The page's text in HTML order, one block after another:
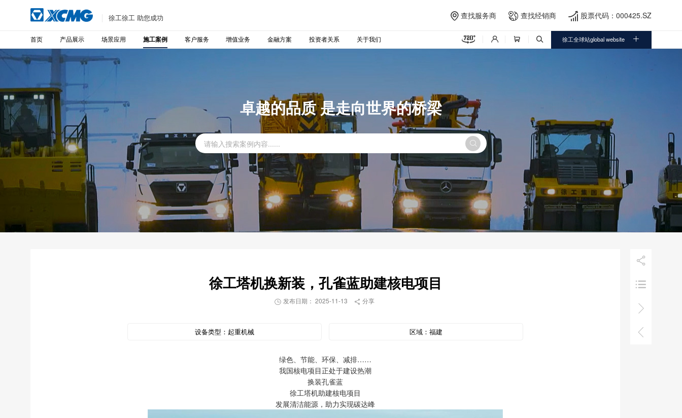
徐工徐工 助您成功  查找服务商  查找经销商  股票代码：000425.SZ
首页 产品展示 场景应用 施工案例 客户服务 增值业务 金融方案 投资者关系 关于我们     徐工全球站global website 
卓越的品质 是走向世界的桥梁





徐工塔机换新装，孔雀蓝助建核电项目
 发布日期： 2025-11-13  分享
设备类型： 起重机械 区域：福建
绿色、节能、环保、减排……
我国核电项目正处于建设热潮
换装孔雀蓝
徐工塔机助建核电项目
发展清洁能源，助力实现碳达峰